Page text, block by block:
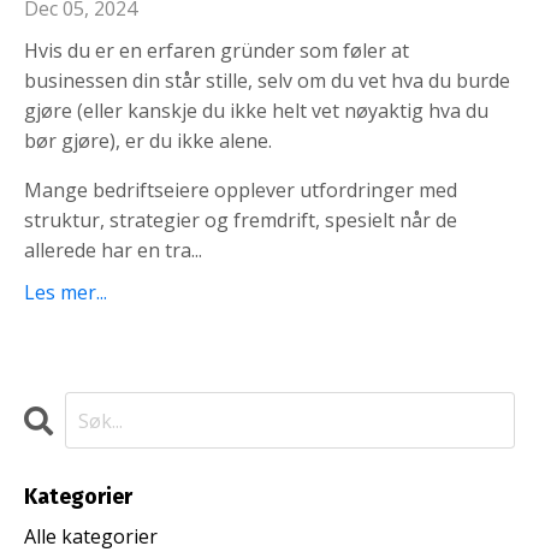
Dec 05, 2024
Hvis du er en erfaren gründer som føler at
businessen din står stille, selv om du vet hva du burde
gjøre (eller kanskje du ikke helt vet nøyaktig hva du
bør gjøre), er du ikke alene.
Mange bedriftseiere opplever utfordringer med
struktur, strategier og fremdrift, spesielt når de
allerede har en tra...
Les mer...
Kategorier
Alle kategorier